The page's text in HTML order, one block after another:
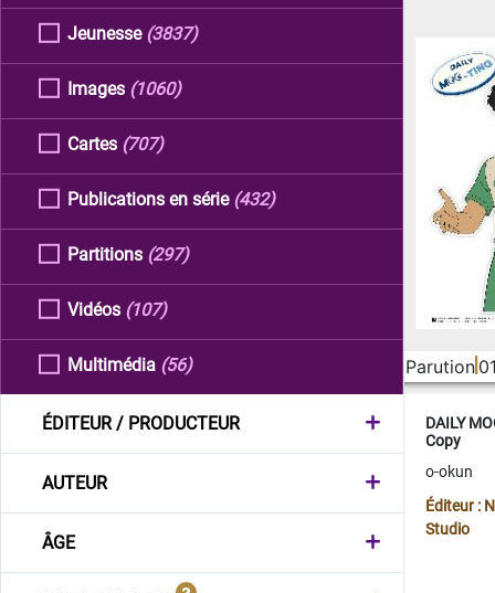
Jeunesse (3837)
Images (1060)
Cartes (707)
Publications en série (432)
Partitions (297)
Vidéos (107)
Multimédia (56)
ÉDITEUR / PRODUCTEUR
AUTEUR
ÂGE
Parution
DAILY
Copy
o-okun
Éditeur :
Studio